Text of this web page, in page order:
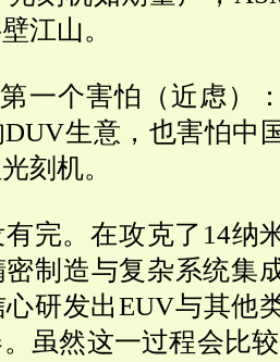
江山。
一个害怕（近虑）
DUV生意，也害怕中
刻机。
完。在攻克了 14纳
制造与复杂系统集
研发出EUV与其他
虽然这一过程会比